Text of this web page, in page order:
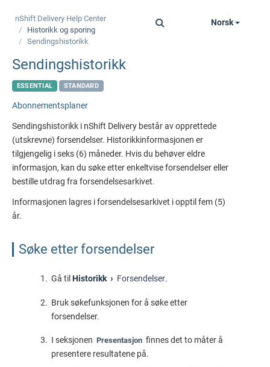
Norsk
nShift Delivery Help Center
Historikk og sporing
Sendingshistorikk
Sendingshistorikk
ESSENTIAL STANDARD
Abonnementsplaner
Sendingshistorikk i nShift Delivery består av opprettede
(utskrevne) forsendelser. Historikkinformasjonen er
tilgjengelig i seks (6) måneder. Hvis du behøver eldre
informasjon, kan du søke etter enkeltvise forsendelser eller
bestille utdrag fra forsendelsesarkivet.
Informasjonen lagres i forsendelsesarkivet i opptil fem (5)
år.
Søke etter forsendelser
Gå tilHistorikk Forsendelser.
Bruk søkefunksjonen for å søke etter
forsendelser.
I seksjonen Presentasjon finnes det to måter å
presentere resultatene på.